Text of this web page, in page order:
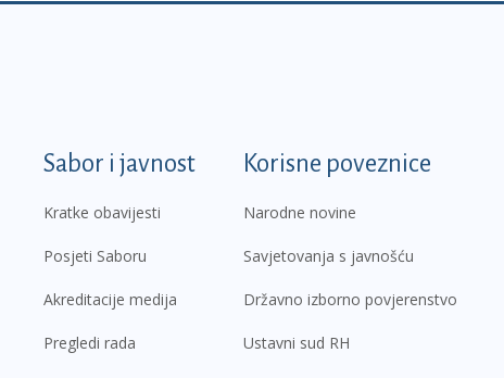
Sabor i javnost
Kratke obavijesti
Posjeti Saboru
Akreditacije medija
Pregledi rada
Korisne poveznice
Narodne novine
Savjetovanja s javnošću
Državno izborno povjerenstvo
Ustavni sud RH